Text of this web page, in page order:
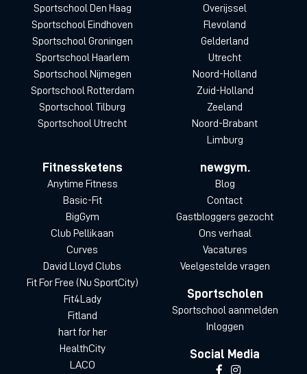
Sportschool Den Haag
Sportschool Eindhoven
Sportschool Groningen
Sportschool Haarlem
Sportschool Nijmegen
Sportschool Rotterdam
Sportschool Tilburg
Sportschool Utrecht
Overijssel
Flevoland
Gelderland
Utrecht
Noord-Holland
Zuid-Holland
Zeeland
Noord-Brabant
Limburg
Fitnessketens
Anytime Fitness
Basic-Fit
BigGym
Club Pellikaan
Curves
David Lloyd Clubs
Fit For Free (Nu SportCity)
Fit4Lady
Fitland
hart for her
HealthCity
LACO
newgym.
Blog
Contact
Gastbloggers gezocht
Ons verhaal
Vacatures
Veelgestelde vragen
Sportscholen
Sportschool aanmelden
Inloggen
Social Media